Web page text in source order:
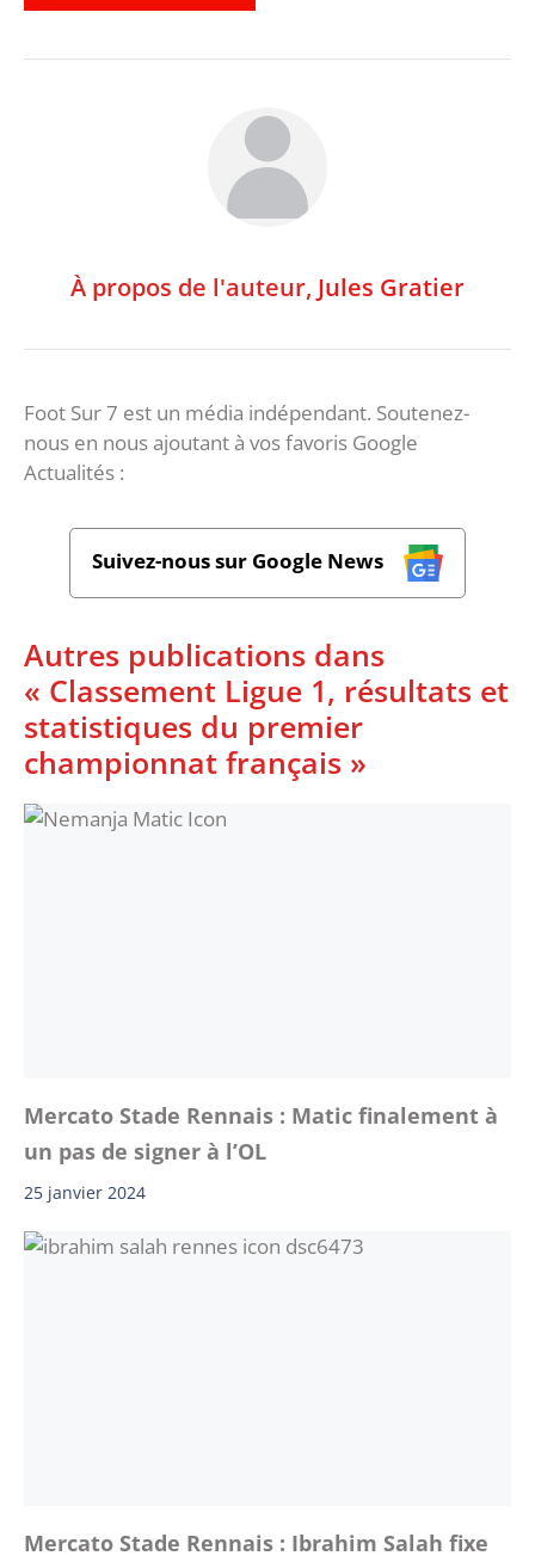
À propos de l'auteur, Jules Gratier
Foot Sur 7 est un média indépendant. Soutenez-
nous en nous ajoutant à vos favoris Google
Actualités :
Suivez-nous sur Google News
Autres publications dans
« Classement Ligue 1, résultats et
statistiques du premier
championnat français »
Mercato Stade Rennais : Matic finalement à
un pas de signer à l’OL
25 janvier 2024
Mercato Stade Rennais : Ibrahim Salah fixe